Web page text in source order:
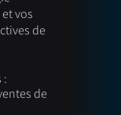
vos
de
:
de